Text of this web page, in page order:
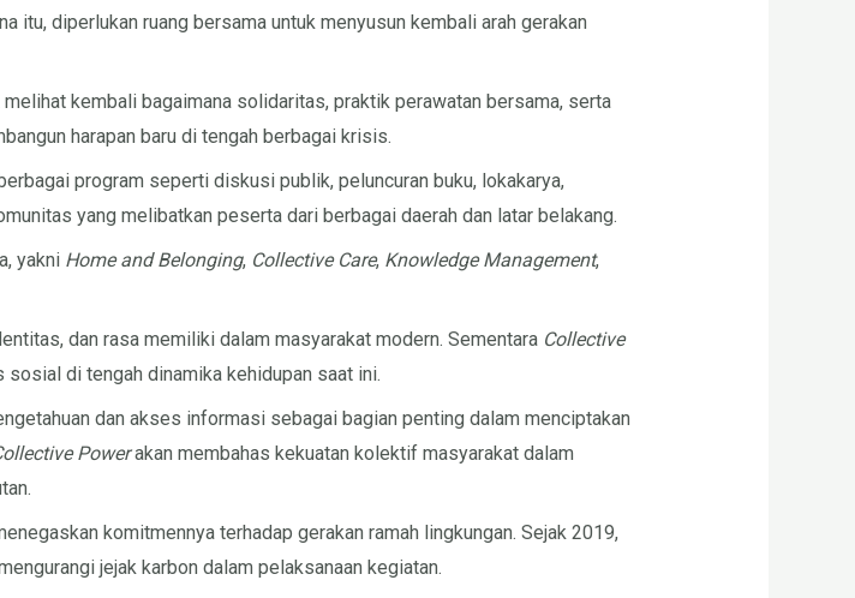
itu, diperlukan ruang bersama untuk menyusun kembali arah gerakan
kembali bagaimana solidaritas, praktik perawatan bersama, serta
harapan baru di tengah berbagai krisis.
program seperti diskusi publik, peluncuran buku, lokakarya,
yang melibatkan peserta dari berbagai daerah dan latar belakang.
yakni Home and Belonging, Collective Care, Knowledge Management,
dan rasa memiliki dalam masyarakat modern. Sementara Collective
di tengah dinamika kehidupan saat ini.
dan akses informasi sebagai bagian penting dalam menciptakan
Powerakan membahas kekuatan kolektif masyarakat dalam
komitmennya terhadap gerakan ramah lingkungan. Sejak 2019,
jejak karbon dalam pelaksanaan kegiatan.